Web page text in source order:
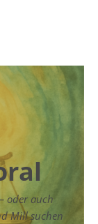
oder auch
Mill suchen